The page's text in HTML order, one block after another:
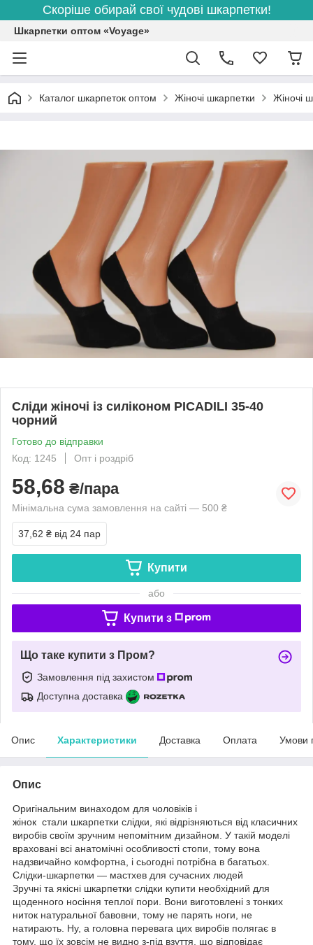
Скоріше обирай свої чудові шкарпетки!
Шкарпетки оптом «Voyage»
Каталог шкарпеток оптом Жіночі шкарпетки Жіночі
Сліди жіночі із силіконом PICADILI 35-40
чорний
Готово до відправки
Код: 1245
Опт і роздріб
58,68 ₴/пара
Мінімальна сума замовлення на сайті — 500 ₴
37,62 ₴ від 24 пар
Купити
або
Купити з
Що таке купити з Пром?
Замовлення під захистом
Доступна доставка
Опис Характеристики Доставка Оплата Умови
Опис
Оригінальним винаходом для чоловіків і
жінок стали шкарпетки слідки, які відрізняються від класичних
виробів своїм зручним непомітним дизайном. У такій моделі
враховані всі анатомічні особливості стопи, тому вона
надзвичайно комфортна, і сьогодні потрібна в багатьох.
Слідки-шкарпетки — мастхев для сучасних людей
Зручні та якісні шкарпетки слідки купити необхідний для
щоденного носіння теплої пори. Вони виготовлені з тонких
ниток натуральної бавовни, тому не парять ноги, не
натирають. Ну, а головна перевага цих виробів полягає в
тому, що їх зовсім не видно з-під взуття, що відповідає